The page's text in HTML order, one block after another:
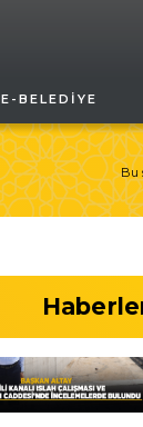
E-BELEDIYE
Bu